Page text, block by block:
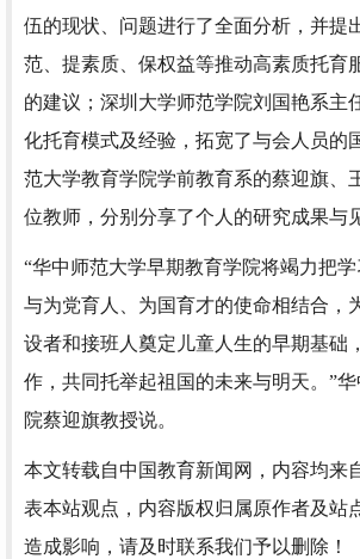
伍的现状、问题进行了全面分析，并提
范、提素质、保权益等推动高素质托育
的建议；深圳大学师范学院刘国艳系主
化托育模式及经验，拓宽了与会人员的
范大学教育学院学前教育系的蔡迎旗、
位教师，分别分享了个人的研究成果与
“华中师范大学早期教育学院将竭力把学
与为党育人、为国育才的使命相结合，
设者和接班人奠定儿童人生的早期基础
作，共同托举起祖国的未来与明天。”
院蔡迎旗教授说。
本文转载自中国教育新闻网，内容均来
表本站观点，内容版权归属原作者及站
造成影响，请及时联系我们予以删除！